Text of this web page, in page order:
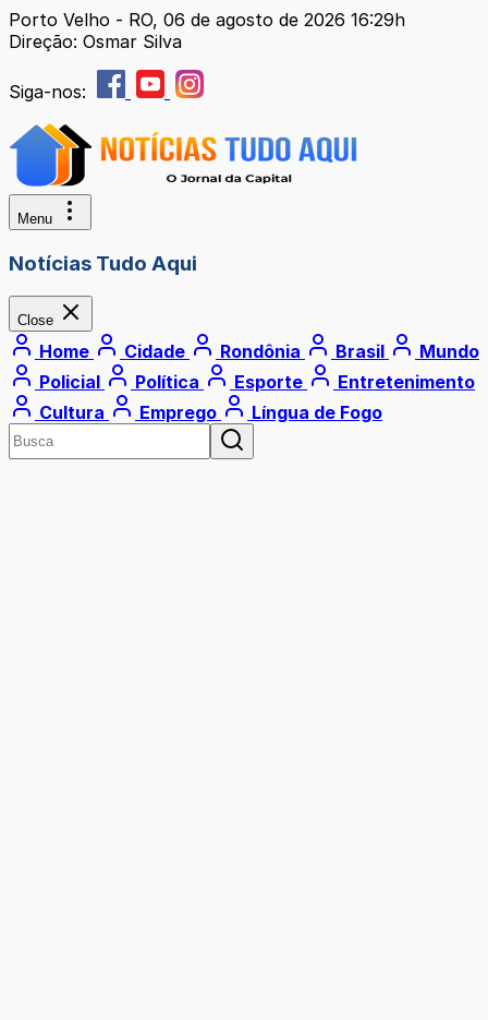
Porto Velho - RO, 06 de agosto de 2026 16:29h
Direção: Osmar Silva
Siga-nos:
Menu
Notícias Tudo Aqui
Close
Home Cidade Rondônia Brasil
Mundo
Policial
Política Esporte
Entretenimento
Cultura
Emprego Língua de Fogo